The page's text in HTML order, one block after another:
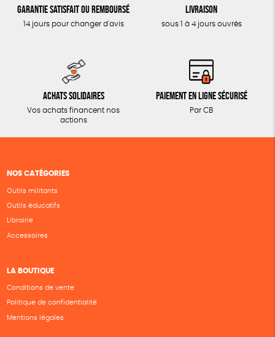
Garantie satisfait ou remboursé
14 jours pour changer d'avis
Livraison
sous 1 à 4 jours ouvrés
Achats solidaires
Vos achats financent nos
actions
Paiement en ligne sécurisé
Par CB
NOS CATÉGORIES
Outils militants
Outils éducatifs
Librairie
Accessoires
LA BOUTIQUE
Conditions de vente
Politique de confidentialité
Mentions légales